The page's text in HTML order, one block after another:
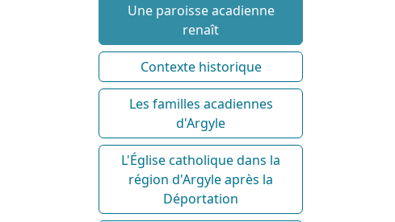
Une paroisse acadienne
renaît
Contexte historique
Les familles acadiennes
d'Argyle
L'Église catholique dans la
région d'Argyle après la
Déportation